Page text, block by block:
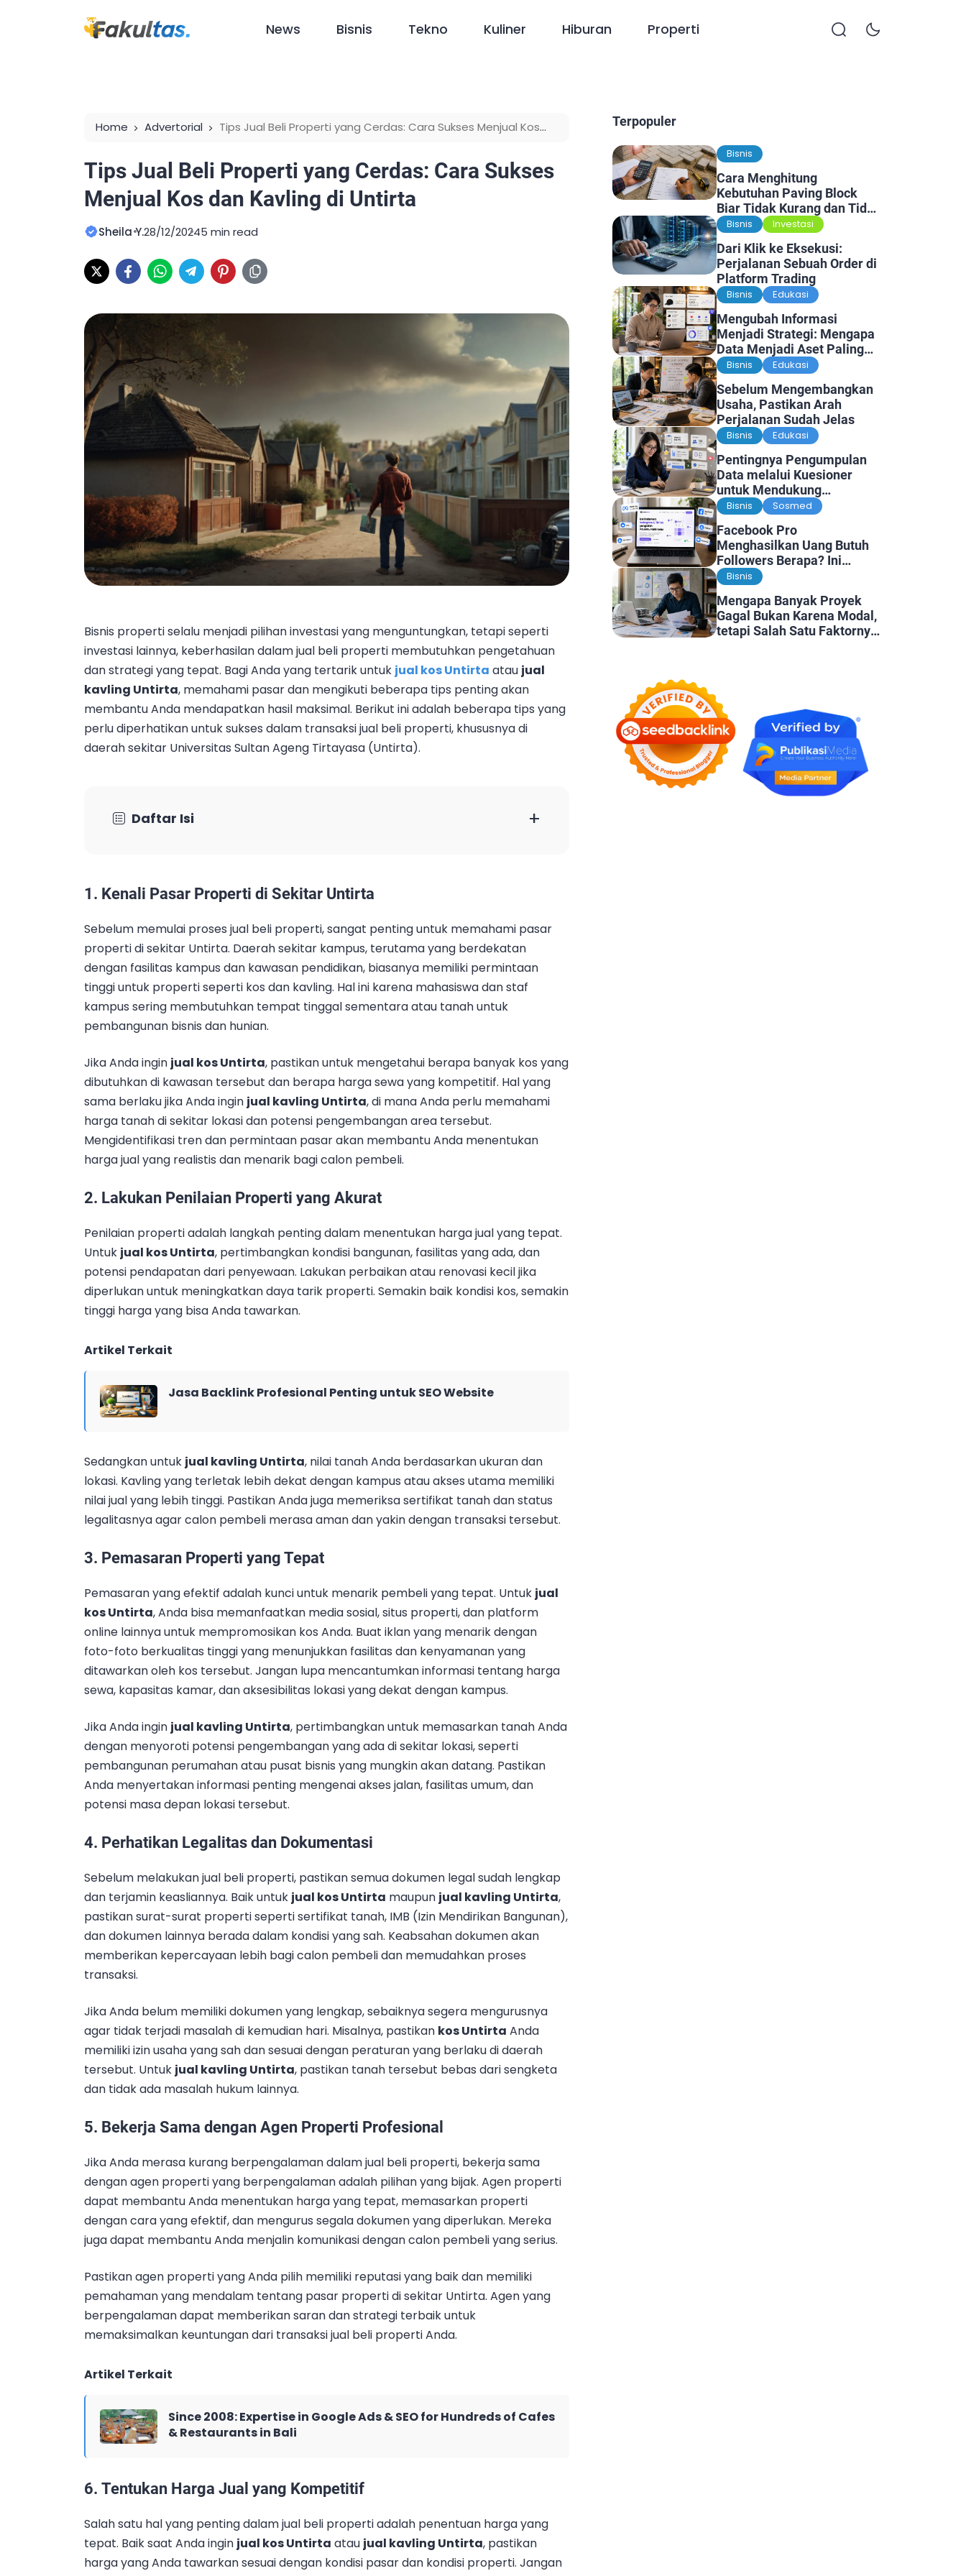
News Bisnis Tekno Kuliner Hiburan Properti
Home Advertorial
Tips Jual Beli Properti yang Cerdas: Cara Sukses Menjual Kos
Tips Jual Beli Properti yang Cerdas: Cara Sukses
Menjual Kos dan Kavling di Untirta
Sheila Y.28/12/20245 min read
Bisnis properti selalu menjadi pilihan investasi yang menguntungkan, tetapi seperti
investasi lainnya, keberhasilan dalam jual beli properti membutuhkan pengetahuan
dan strategi yang tepat. Bagi Anda yang tertarik untuk jual kos Untirta atau jual
kavling Untirta, memahami pasar dan mengikuti beberapa tips penting akan
membantu Anda mendapatkan hasil maksimal. Berikut ini adalah beberapa tips yang
perlu diperhatikan untuk sukses dalam transaksi jual beli properti, khususnya di
daerah sekitar Universitas Sultan Ageng Tirtayasa (Untirta).
Daftar Isi +
1. Kenali Pasar Properti di Sekitar Untirta
Sebelum memulai proses jual beli properti, sangat penting untuk memahami pasar
properti di sekitar Untirta. Daerah sekitar kampus, terutama yang berdekatan
dengan fasilitas kampus dan kawasan pendidikan, biasanya memiliki permintaan
tinggi untuk properti seperti kos dan kavling. Hal ini karena mahasiswa dan staf
kampus sering membutuhkan tempat tinggal sementara atau tanah untuk
pembangunan bisnis dan hunian.
Jika Anda ingin jual kos Untirta, pastikan untuk mengetahui berapa banyak kos yang
dibutuhkan di kawasan tersebut dan berapa harga sewa yang kompetitif. Hal yang
sama berlaku jika Anda ingin jual kavling Untirta, di mana Anda perlu memahami
harga tanah di sekitar lokasi dan potensi pengembangan area tersebut.
Mengidentifikasi tren dan permintaan pasar akan membantu Anda menentukan
harga jual yang realistis dan menarik bagi calon pembeli.
2. Lakukan Penilaian Properti yang Akurat
Penilaian properti adalah langkah penting dalam menentukan harga jual yang tepat.
Untuk jual kos Untirta, pertimbangkan kondisi bangunan, fasilitas yang ada, dan
potensi pendapatan dari penyewaan. Lakukan perbaikan atau renovasi kecil jika
diperlukan untuk meningkatkan daya tarik properti. Semakin baik kondisi kos, semakin
tinggi harga yang bisa Anda tawarkan.
Artikel Terkait
Jasa Backlink Profesional Penting untuk SEO Website
Sedangkan untuk jual kavling Untirta, nilai tanah Anda berdasarkan ukuran dan
lokasi. Kavling yang terletak lebih dekat dengan kampus atau akses utama memiliki
nilai jual yang lebih tinggi. Pastikan Anda juga memeriksa sertifikat tanah dan status
legalitasnya agar calon pembeli merasa aman dan yakin dengan transaksi tersebut.
3. Pemasaran Properti yang Tepat
Pemasaran yang efektif adalah kunci untuk menarik pembeli yang tepat. Untuk jual
kos Untirta, Anda bisa memanfaatkan media sosial, situs properti, dan platform
online lainnya untuk mempromosikan kos Anda. Buat iklan yang menarik dengan
foto-foto berkualitas tinggi yang menunjukkan fasilitas dan kenyamanan yang
ditawarkan oleh kos tersebut. Jangan lupa mencantumkan informasi tentang harga
sewa, kapasitas kamar, dan aksesibilitas lokasi yang dekat dengan kampus.
Jika Anda ingin jual kavling Untirta, pertimbangkan untuk memasarkan tanah Anda
dengan menyoroti potensi pengembangan yang ada di sekitar lokasi, seperti
pembangunan perumahan atau pusat bisnis yang mungkin akan datang. Pastikan
Anda menyertakan informasi penting mengenai akses jalan, fasilitas umum, dan
potensi masa depan lokasi tersebut.
4. Perhatikan Legalitas dan Dokumentasi
Sebelum melakukan jual beli properti, pastikan semua dokumen legal sudah lengkap
dan terjamin keasliannya. Baik untuk jual kos Untirta maupun jual kavling Untirta,
pastikan surat-surat properti seperti sertifikat tanah, IMB (Izin Mendirikan Bangunan),
dan dokumen lainnya berada dalam kondisi yang sah. Keabsahan dokumen akan
memberikan kepercayaan lebih bagi calon pembeli dan memudahkan proses
transaksi.
Jika Anda belum memiliki dokumen yang lengkap, sebaiknya segera mengurusnya
agar tidak terjadi masalah di kemudian hari. Misalnya, pastikan kos Untirta Anda
memiliki izin usaha yang sah dan sesuai dengan peraturan yang berlaku di daerah
tersebut. Untuk jual kavling Untirta, pastikan tanah tersebut bebas dari sengketa
dan tidak ada masalah hukum lainnya.
5. Bekerja Sama dengan Agen Properti Profesional
Jika Anda merasa kurang berpengalaman dalam jual beli properti, bekerja sama
dengan agen properti yang berpengalaman adalah pilihan yang bijak. Agen properti
dapat membantu Anda menentukan harga yang tepat, memasarkan properti
dengan cara yang efektif, dan mengurus segala dokumen yang diperlukan. Mereka
juga dapat membantu Anda menjalin komunikasi dengan calon pembeli yang serius.
Pastikan agen properti yang Anda pilih memiliki reputasi yang baik dan memiliki
pemahaman yang mendalam tentang pasar properti di sekitar Untirta. Agen yang
berpengalaman dapat memberikan saran dan strategi terbaik untuk
memaksimalkan keuntungan dari transaksi jual beli properti Anda.
Artikel Terkait
Since 2008: Expertise in Google Ads & SEO for Hundreds of Cafes
& Restaurants in Bali
6. Tentukan Harga Jual yang Kompetitif
Salah satu hal yang penting dalam jual beli properti adalah penentuan harga yang
tepat. Baik saat Anda ingin jual kos Untirta atau jual kavling Untirta, pastikan
harga yang Anda tawarkan sesuai dengan kondisi pasar dan kondisi properti. Jangan
Terpopuler
Bisnis
Cara Menghitung
Kebutuhan Paving Block
Biar Tidak Kurang dan Tidak
Kelebihan
Bisnis Investasi
Dari Klik ke Eksekusi:
Perjalanan Sebuah Order di
Platform Trading
Bisnis Edukasi
Mengubah Informasi
Menjadi Strategi: Mengapa
Data Menjadi Aset Paling
Berharga di Era Digital
Bisnis Edukasi
Sebelum Mengembangkan
Usaha, Pastikan Arah
Perjalanan Sudah Jelas
Bisnis Edukasi
Pentingnya Pengumpulan
Data melalui Kuesioner
untuk Mendukung
Penelitian dan Pengambilan
Bisnis Sosmed
Facebook Pro
Menghasilkan Uang Butuh
Followers Berapa? Ini
Faktanya
Bisnis
Mengapa Banyak Proyek
Gagal Bukan Karena Modal,
tetapi Salah Satu Faktornya